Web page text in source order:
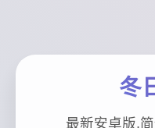
冬
最新安卓版,